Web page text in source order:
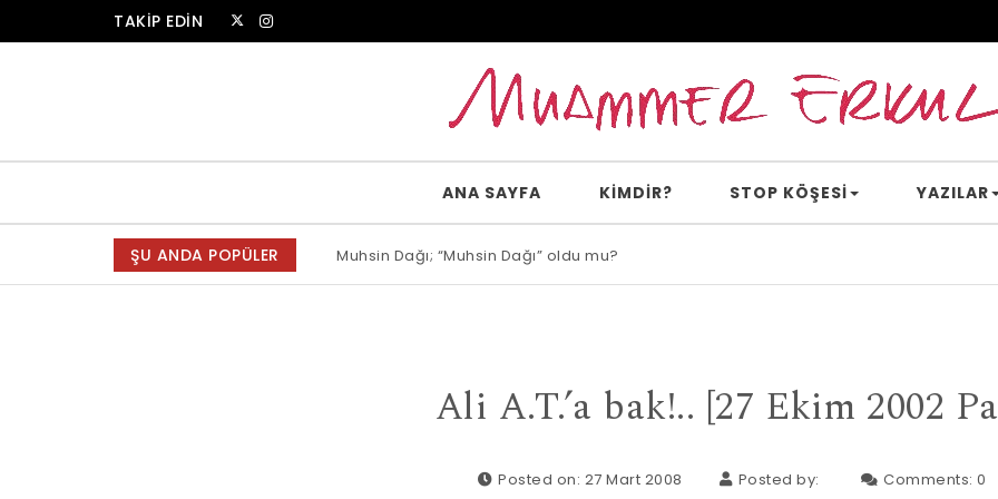
Skip to contentTAKİP EDİN
ANA SAYFA KİMDİR? STOP KÖŞESI YAZILAR
ŞU ANDA POPÜLER Muhsin Dağı; “Muhsin Dağı” oldu mu?
Allah bir, dese sözüne inanır mısın?
Ali A.T.’a bak!.. [27 Ekim 2002
Posted on: 27 Mart 2008 Posted by: Comments: 0